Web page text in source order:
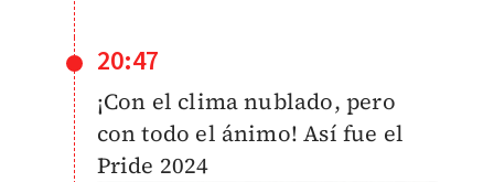
20:47
¡Con el clima nublado, pero
con todo el ánimo! Así fue el
Pride 2024